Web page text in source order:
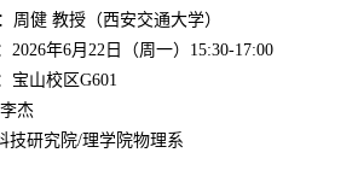
周健 教授（西安交通大学）
2026年6月22日（周一）15:30-17:00
宝山校区G601
杰
技研究院/理学院物理系